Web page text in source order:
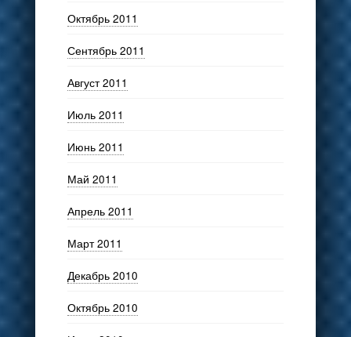
Октябрь 2011
Сентябрь 2011
Август 2011
Июль 2011
Июнь 2011
Май 2011
Апрель 2011
Март 2011
Декабрь 2010
Октябрь 2010